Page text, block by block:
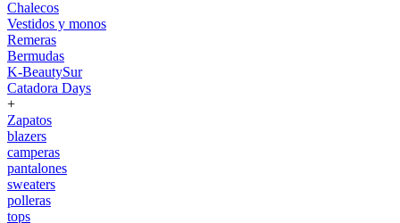
Chalecos
Vestidos y monos
Remeras
Bermudas
K-BeautySur
Catadora Days
+
Zapatos
blazers
camperas
pantalones
sweaters
polleras
tops